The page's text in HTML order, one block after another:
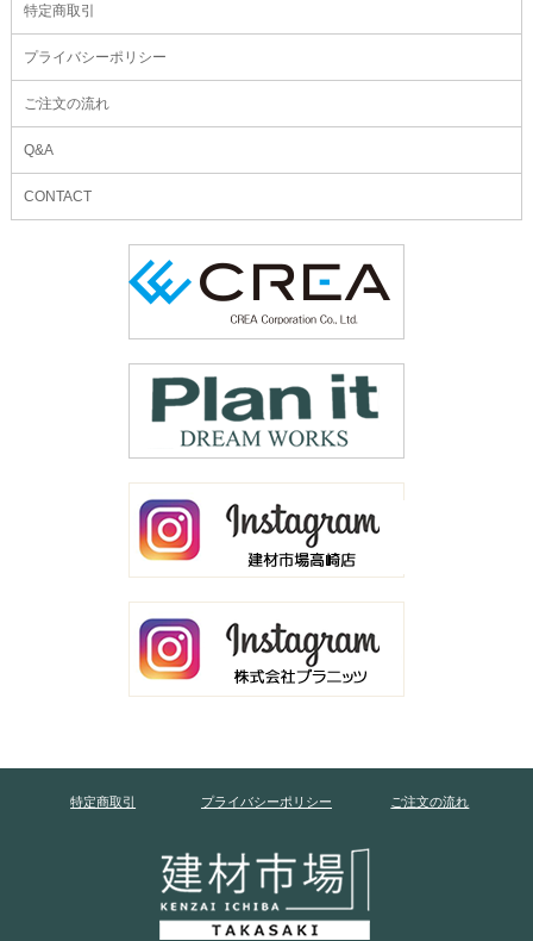
特定商取引
プライバシーポリシー
ご注文の流れ
Q&A
CONTACT
特定商取引 プライバシーポリシー ご注文の流れ